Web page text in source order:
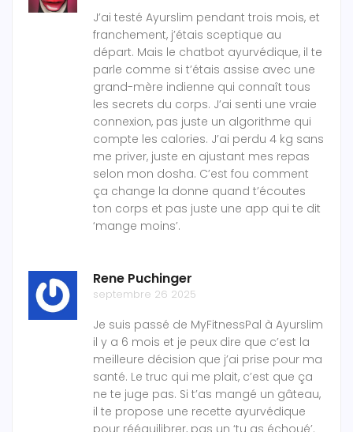
J’ai testé Ayurslim pendant trois mois, et
franchement, j’étais sceptique au
départ. Mais le chatbot ayurvédique, il te
parle comme si t’étais assise avec une
grand-mère indienne qui connaît tous
les secrets du corps. J’ai senti une vraie
connexion, pas juste un algorithme qui
compte les calories. J’ai perdu 4 kg sans
me priver, juste en ajustant mes repas
selon mon dosha. C’est fou comment
ça change la donne quand t’écoutes
ton corps et pas juste une app qui te dit
‘mange moins’.
Rene Puchinger
septembre 26 2025
Je suis passé de MyFitnessPal à Ayurslim
il y a 6 mois et je peux dire que c’est la
meilleure décision que j’ai prise pour ma
santé. Le truc qui me plait, c’est que ça
ne te juge pas. Si t’as mangé un gâteau,
il te propose une recette ayurvédique